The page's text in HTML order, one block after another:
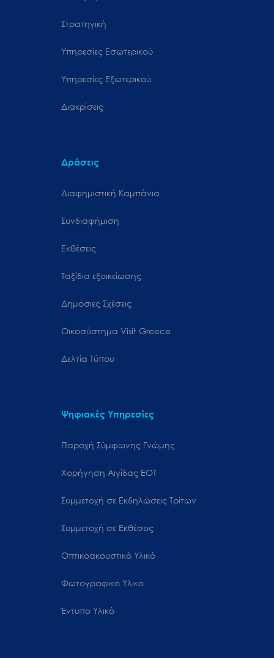
Στρατηγική
Υπηρεσίες Εσωτερικού
Υπηρεσίες Εξωτερικού
Διακρίσεις
Δράσεις
Διαφημιστική Καμπάνια
Συνδιαφήμιση
Εκθέσεις
Ταξίδια εξοικείωσης
Δημόσιες Σχέσεις
Oικοσύστημα Visit Greece
Δελτία Τύπου
Ψηφιακές Υπηρεσίες
Παροχή Σύμφωνης Γνώμης
Χορήγηση Αιγίδας ΕΟΤ
Συμμετοχή σε Εκδηλώσεις Τρίτων
Συμμετοχή σε Εκθέσεις
Οπτικοακουστικό Υλικό
Φωτογραφικό Υλικό
Έντυπο Υλικό